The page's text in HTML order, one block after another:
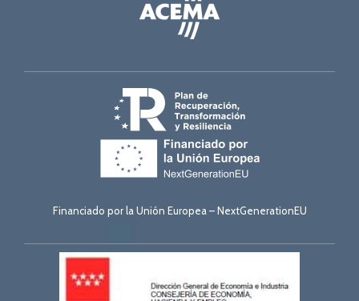
Financiado por la Unión Europea – NextGenerationEU